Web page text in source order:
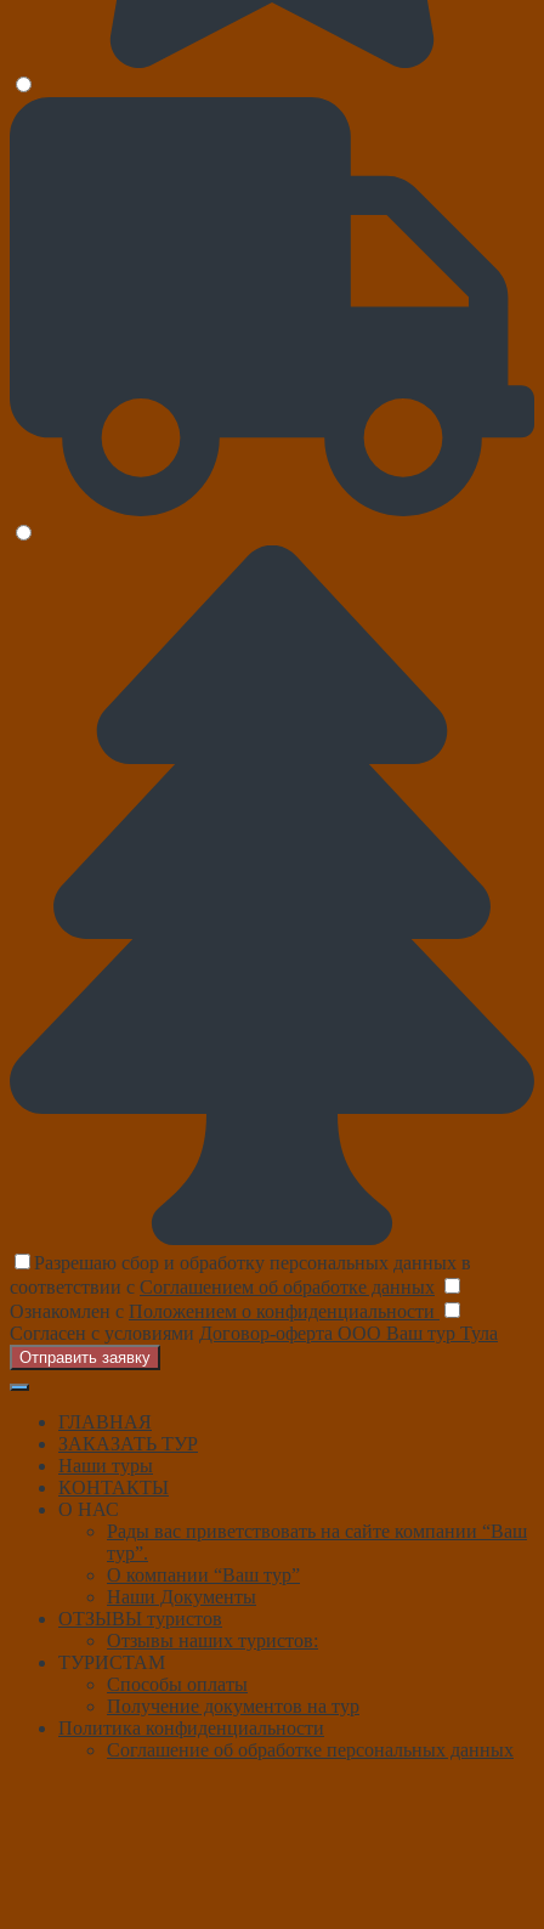
Разрешаю сбор и обработку персональных данных в
соответствии с Соглашением об обработке данных
Ознакомлен с Положением о конфиденциальности
Согласен с условиями Договор-оферта ООО Ваш тур Тула
Отправить заявку
ГЛАВНАЯ
ЗАКАЗАТЬ ТУР
Наши туры
КОНТАКТЫ
О НАС
Рады вас приветствовать на сайте компании “Ваш
тур”.
О компании “Ваш тур”
Наши Документы
ОТЗЫВЫ туристов
Отзывы наших туристов:
ТУРИСТАМ
Способы оплаты
Получение документов на тур
Политика конфиденциальности
Соглашение об обработке персональных данных